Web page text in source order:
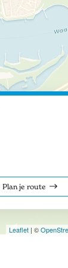
Leaflet | ©
Plan je route